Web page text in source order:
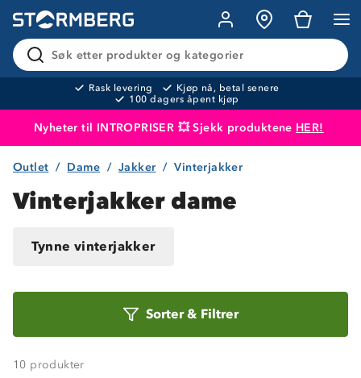
Søk etter produkter og kategorier
Rask levering
Kjøp nå, betal senere
100 dagers åpent kjøp
Nyheter til INTROPRISER 💥 Sjekk produktene HER!
Produktet er lagt i handlekurven
Outlet Dame Jakker Vinterjakker
Vinterjakker dame
Tynne vinterjakker
Sorter& Filtrer
10 produkter